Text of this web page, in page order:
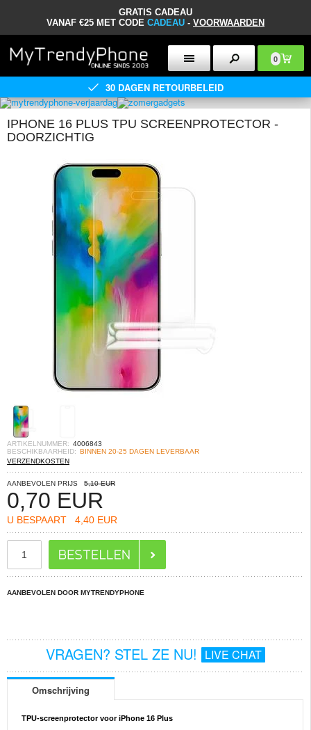
GRATIS CADEAU
VANAF €25 MET CODE CADEAU - VOORWAARDEN
0
30 DAGEN RETOURBELEID
IPHONE 16 PLUS TPU SCREENPROTECTOR -
DOORZICHTIG
ARTIKELNUMMER: 4006843
BESCHIKBAARHEID: BINNEN 20-25 DAGEN LEVERBAAR
VERZENDKOSTEN
AANBEVOLEN PRIJS 5,10 EUR
0,70 EUR
U BESPAART 4,40 EUR
AANBEVOLEN DOOR MYTRENDYPHONE
VRAGEN? STEL ZE NU! LIVE CHAT
Omschrijving
TPU-screenprotector voor iPhone 16 Plus